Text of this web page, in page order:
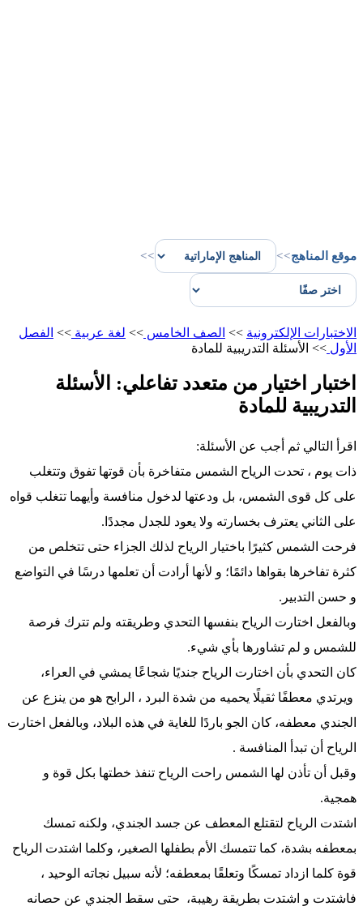
موقع المناهج>>
>>
الاختبارات الإلكترونية >> الصف الخامس >> لغة عربية >> الفصل
الأول >> الأسئلة التدريبية للمادة
اختبار اختيار من متعدد تفاعلي: الأسئلة
التدريبية للمادة
اقرأ التالي ثم أجب عن الأسئلة:
ذات يوم ، تحدت الرياح الشمس متفاخرة بأن قوتها تفوق وتتغلب
على كل قوى الشمس، بل ودعتها لدخول منافسة وأيهما تتغلب قواه
على الثاني يعترف بخسارته ولا يعود للجدل مجددًا.
فرحت الشمس كثيرًا باختيار الرياح لذلك الجزاء حتى تتخلص من
كثرة تفاخرها بقواها دائمًا؛ و لأنها أرادت أن تعلمها درسًا في التواضع
و حسن التدبير.
وبالفعل اختارت الرياح بنفسها التحدي وطريقته ولم تترك فرصة
للشمس و لم تشاورها بأي شيء.
كان التحدي بأن اختارت الرياح جنديًا شجاعًا يمشي في العراء،
ويرتدي معطفًا ثقيلًا يحميه من شدة البرد ، الرابح هو من ينزع عن
الجندي معطفه، كان الجو باردًا للغاية في هذه البلاد، وبالفعل اختارت
الرياح أن تبدأ المنافسة .
وقبل أن تأذن لها الشمس راحت الرياح تنفذ خطتها بكل قوة و
همجية.
اشتدت الرياح لتقتلع المعطف عن جسد الجندي، ولكنه تمسك
بمعطفه بشدة، كما تتمسك الأم بطفلها الصغير، وكلما اشتدت الرياح
قوة كلما ازداد تمسكًا وتعلقًا بمعطفه؛ لأنه سبيل نجاته الوحيد ،
فاشتدت و اشتدت بطريقة رهيبة، حتى سقط الجندي عن حصانه